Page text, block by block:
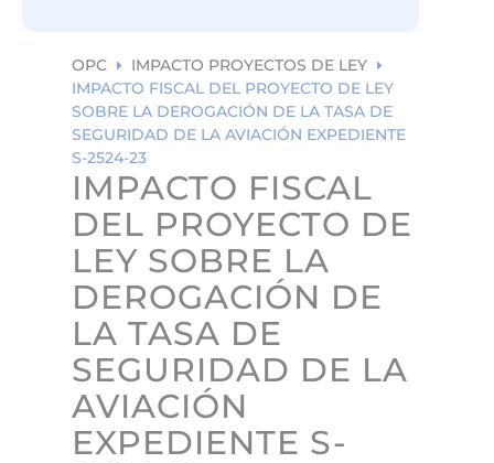
OPC E IMPACTO PROYECTOS DE LEY E
IMPACTO FISCAL DEL PROYECTO DE LEY
SOBRE LA DEROGACIÓN DE LA TASA DE
SEGURIDAD DE LA AVIACIÓN EXPEDIENTE
S-2524-23
IMPACTO FISCAL
DEL PROYECTO DE
LEY SOBRE LA
DEROGACIÓN DE
LA TASA DE
SEGURIDAD DE LA
AVIACIÓN
EXPEDIENTE S-